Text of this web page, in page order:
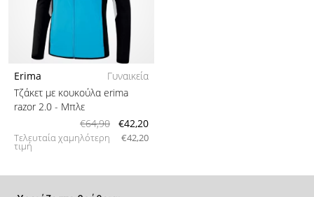
Erima
Γυναικεία
Τζάκετ με κουκούλα erima
razor 2.0 - Μπλε
€64,90
€42,20
Τελευταία χαμηλότερη
τιμή
€42,20